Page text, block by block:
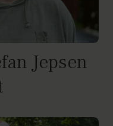
Jepsen